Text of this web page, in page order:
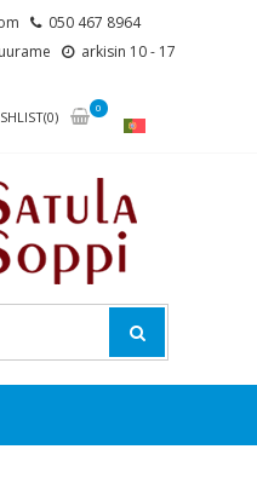
050 467 8964
arkisin 10 - 17
0